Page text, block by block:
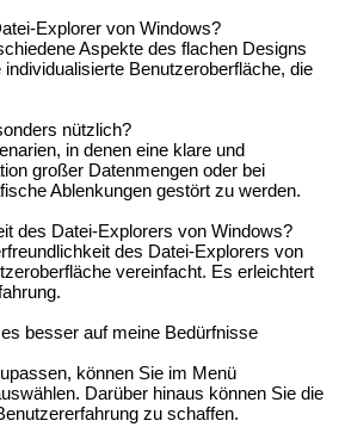
Explorer von Windows?
Aspekte des flachen Designs
Benutzeroberfläche, die
nützlich?
in denen eine klare und
großer Datenmengen oder bei
Ablenkungen gestört zu werden.
des Datei-Explorers von Windows?
des Datei-Explorers von
vereinfacht. Es erleichtert
besser auf meine Bedürfnisse
können Sie im Menü
Darüber hinaus können Sie die
zu schaffen.